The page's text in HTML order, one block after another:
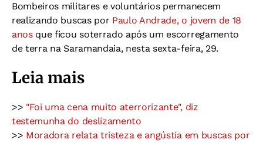
Bombeiros militares e voluntários permanecem
realizando buscas por Paulo Andrade, o jovem de 18
anos que ficou soterrado após um escorregamento
de terra na Saramandaia, nesta sexta-feira, 29.
Leia mais
>> "Foi uma cena muito aterrorizante", diz
testemunha do deslizamento
>> Moradora relata tristeza e angústia em buscas por